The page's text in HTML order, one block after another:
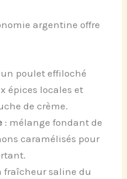
argentine offre
poulet effiloché
épices locales et
de crème.
: mélange fondant de
caramélisés pour
fraîcheur saline du